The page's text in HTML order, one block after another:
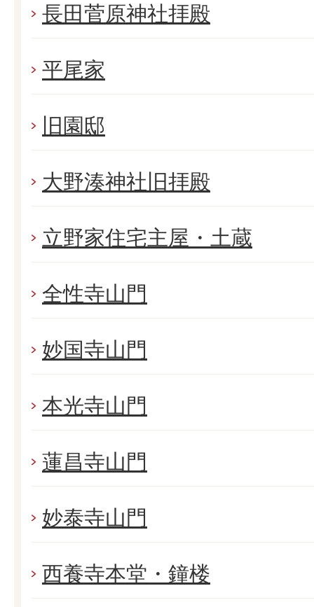
長田菅原神社拝殿
平尾家
旧園邸
大野湊神社旧拝殿
立野家住宅主屋・土蔵
全性寺山門
妙国寺山門
本光寺山門
蓮昌寺山門
妙泰寺山門
西養寺本堂・鐘楼